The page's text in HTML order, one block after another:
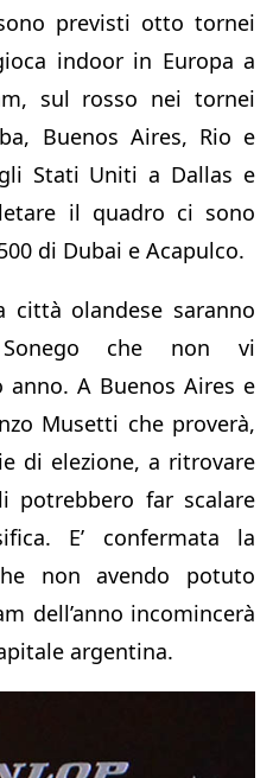
previsti otto tornei
indoor in Europa a
sul rosso nei tornei
Buenos Aires, Rio e
Stati Uniti a Dallas e
il quadro ci sono
di Dubai e Acapulco.
città olandese saranno
che non vi
A Buenos Aires e
Musetti che proverà,
di elezione, a ritrovare
far scalare
E’ confermata la
non avendo potuto
dell’anno incomincerà
argentina.